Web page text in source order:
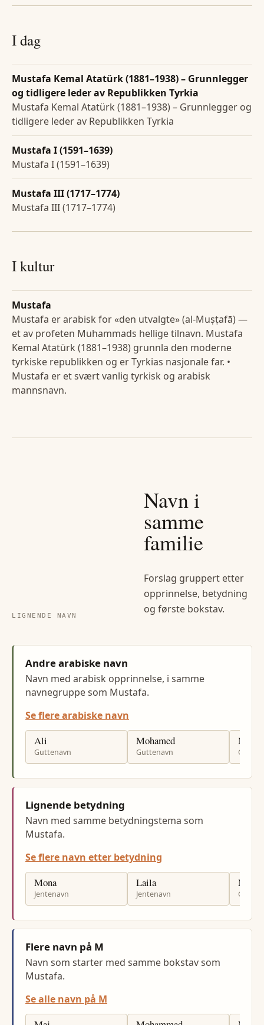
I dag
Mustafa Kemal Atatürk (1881–1938) – Grunnlegger
og tidligere leder av Republikken Tyrkia
Mustafa Kemal Atatürk (1881–1938) – Grunnlegger og
tidligere leder av Republikken Tyrkia
Mustafa I (1591–1639)
Mustafa I (1591–1639)
Mustafa III (1717–1774)
Mustafa III (1717–1774)
I kultur
Mustafa
Mustafa er arabisk for «den utvalgte» (al-Muṣṭafā) —
et av profeten Muhammads hellige tilnavn. Mustafa
Kemal Atatürk (1881–1938) grunnla den moderne
tyrkiske republikken og er Tyrkias nasjonale far. •
Mustafa er et svært vanlig tyrkisk og arabisk
mannsnavn.
LIGNENDE NAVN
Navn i
samme
familie
Forslag gruppert etter
opprinnelse, betydning
og første bokstav.
Andre arabiske navn
Navn med arabisk opprinnelse, i samme
navnegruppe som Mustafa.
Se flere arabiske navn
Ali
Guttenavn
Mohamed
Guttenavn
Lignende betydning
Navn med samme betydningstema som
Mustafa.
Se flere navn etter betydning
Mona
Jentenavn
Laila
Jentenavn
Flere navn på M
Navn som starter med samme bokstav som
Mustafa.
Se alle navn på M